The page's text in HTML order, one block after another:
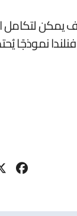
يمكن
نموذجًا